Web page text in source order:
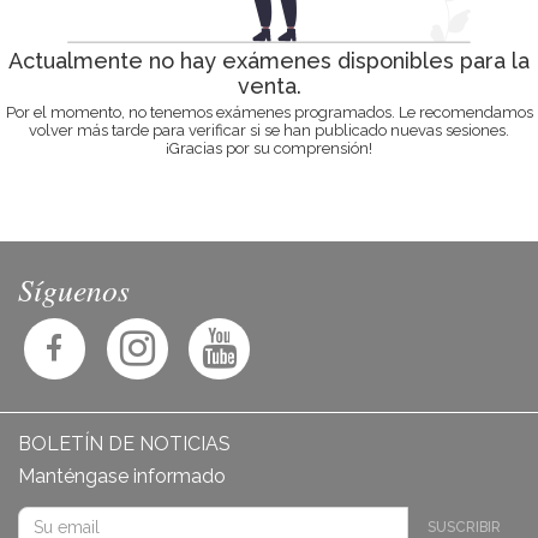
Actualmente no hay exámenes disponibles para la
venta.
Por el momento, no tenemos exámenes programados. Le recomendamos
volver más tarde para verificar si se han publicado nuevas sesiones.
¡Gracias por su comprensión!
Síguenos
BOLETÍN DE NOTICIAS
Manténgase informado
SUSCRIBIR